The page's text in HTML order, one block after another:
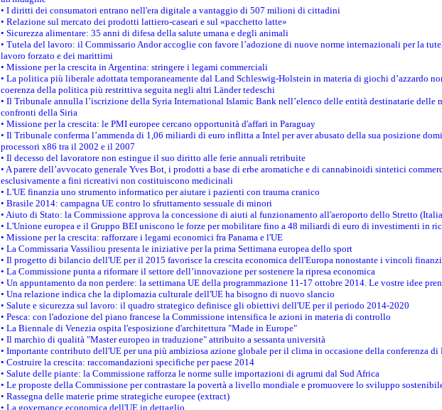
• I diritti dei consumatori entrano nell'era digitale a vantaggio di 507 milioni di cittadini
• Relazione sul mercato dei prodotti lattiero-caseari e sul «pacchetto latte»
• Sicurezza alimentare: 35 anni di difesa della salute umana e degli animali
• Tutela del lavoro: il Commissario Andor accoglie con favore l’adozione di nuove norme internazionali per la
lavoro forzato e dei marittimi
• Missione per la crescita in Argentina: stringere i legami commerciali
• La politica più liberale adottata temporaneamente dal Land Schleswig-Holstein in materia di giochi d’azzardo
coerenza della politica più restrittiva seguita negli altri Länder tedeschi
• Il Tribunale annulla l’iscrizione della Syria International Islamic Bank nell’elenco delle entità destinatarie delle
confronti della Siria
• Missione per la crescita: le PMI europee cercano opportunità d'affari in Paraguay
• Il Tribunale conferma l’ammenda di 1,06 miliardi di euro inflitta a Intel per aver abusato della sua posizione
processori x86 tra il 2002 e il 2007
• Il decesso del lavoratore non estingue il suo diritto alle ferie annuali retribuite
• A parere dell’avvocato generale Yves Bot, i prodotti a base di erbe aromatiche e di cannabinoidi sintetici
esclusivamente a fini ricreativi non costituiscono medicinali
• L'UE finanzia uno strumento informatico per aiutare i pazienti con trauma cranico
• Brasile 2014: campagna UE contro lo sfruttamento sessuale di minori
• Aiuto di Stato: la Commissione approva la concessione di aiuti al funzionamento all'aeroporto dello Stretto
• L'Unione europea e il Gruppo BEI uniscono le forze per mobilitare fino a 48 miliardi di euro di investimenti in
• Missione per la crescita: rafforzare i legami economici fra Panama e l'UE
• La Commissaria Vassiliou presenta le iniziative per la prima Settimana europea dello sport
• Il progetto di bilancio dell'UE per il 2015 favorisce la crescita economica dell'Europa nonostante i vincoli
• La Commissione punta a riformare il settore dell’innovazione per sostenere la ripresa economica
• Un appuntamento da non perdere: la settimana UE della programmazione 11-17 ottobre 2014. Le vostre idee
• Una relazione indica che la diplomazia culturale dell'UE ha bisogno di nuovo slancio
• Salute e sicurezza sul lavoro: il quadro strategico definisce gli obiettivi dell'UE per il periodo 2014-2020
• Pesca: con l'adozione del piano francese la Commissione intensifica le azioni in materia di controllo
• La Biennale di Venezia ospita l'esposizione d'architettura "Made in Europe"
• Il marchio di qualità "Master europeo in traduzione" attribuito a sessanta università
• Importante contributo dell'UE per una più ambiziosa azione globale per il clima in occasione della conferenza di
• Costruire la crescita: raccomandazioni specifiche per paese 2014
• Salute delle piante: la Commissione rafforza le norme sulle importazioni di agrumi dal Sud Africa
• Le proposte della Commissione per contrastare la povertà a livello mondiale e promuovere lo sviluppo
• Rassegna delle materie prime strategiche europee (extract)
• La governance economica dell'UE in dettaglio